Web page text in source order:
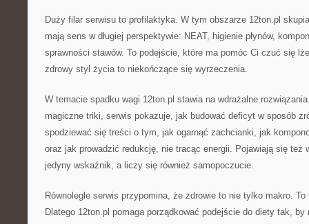
Duży filar serwisu to profilaktyka. W tym obszarze 12ton.pl
mają sens w długiej perspektywie: NEAT, higienie płynów,
sprawności stawów. To podejście, które ma pomóc Ci czuć się
zdrowy styl życia to niekończące się wyrzeczenia.
W temacie spadku wagi 12ton.pl stawia na wdrażalne
magiczne triki, serwis pokazuje, jak budować deficyt w sposób
spodziewać się treści o tym, jak ogarnąć zachcianki, jak
oraz jak prowadzić redukcję, nie tracąc energii. Pojawiają się też
jedyny wskaźnik, a liczy się również samopoczucie.
Równolegle serwis przypomina, że zdrowie to nie tylko makro. To
Dlatego 12ton.pl pomaga porządkować podejście do diety tak,